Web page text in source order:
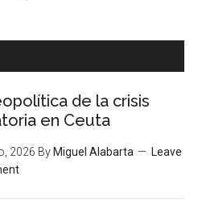
de la crisis
en Ceuta
2026 By Miguel Alabarta
Leave